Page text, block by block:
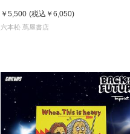
￥5,500 (税込 ￥6,050)
六本松 蔦屋書店